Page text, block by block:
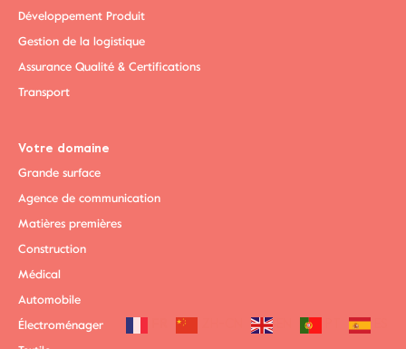
Développement Produit
Gestion de la logistique
Assurance Qualité & Certifications
Transport
Votre domaine
Grande surface
Agence de communication
Matières premières
Construction
Médical
Automobile
Électroménager